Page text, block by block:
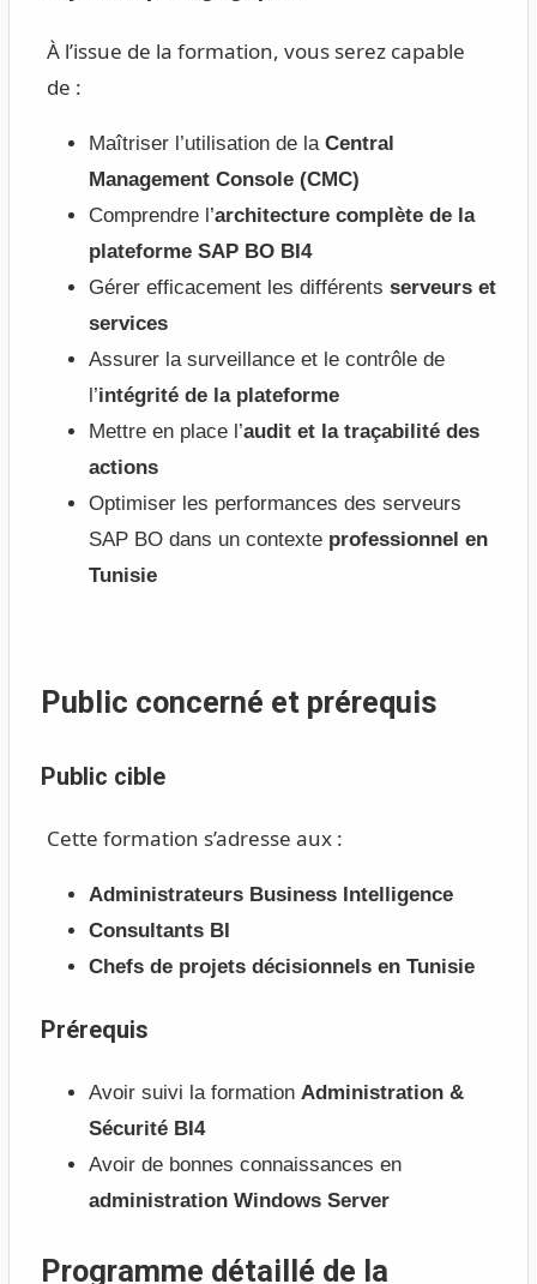
À l’issue de la formation, vous serez capable
de :
Maîtriser l’utilisation de la Central
Management Console (CMC)
Comprendre l’architecture complète de la
plateforme SAP BO BI4
Gérer efficacement les différents serveurs et
services
Assurer la surveillance et le contrôle de
l’intégrité de la plateforme
Mettre en place l’audit et la traçabilité des
actions
Optimiser les performances des serveurs
SAP BO dans un contexte professionnel en
Tunisie
Public concerné et prérequis
Public cible
Cette formation s’adresse aux :
Administrateurs Business Intelligence
Consultants BI
Chefs de projets décisionnels en Tunisie
Prérequis
Avoir suivi la formation Administration &
Sécurité BI4
Avoir de bonnes connaissances en
administration Windows Server
Programme détaillé de la